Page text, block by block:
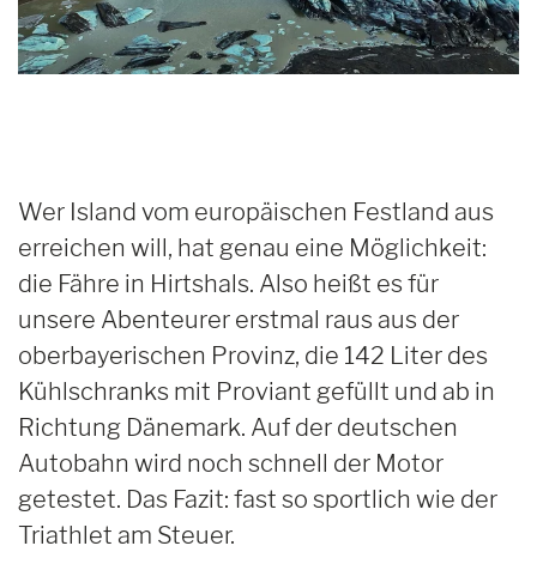
Wer Island vom europäischen Festland aus
erreichen will, hat genau eine Möglichkeit:
die Fähre in Hirtshals. Also heißt es für
unsere Abenteurer erstmal raus aus der
oberbayerischen Provinz, die 142 Liter des
Kühlschranks mit Proviant gefüllt und ab in
Richtung Dänemark. Auf der deutschen
Autobahn wird noch schnell der Motor
getestet. Das Fazit: fast so sportlich wie der
Triathlet am Steuer.